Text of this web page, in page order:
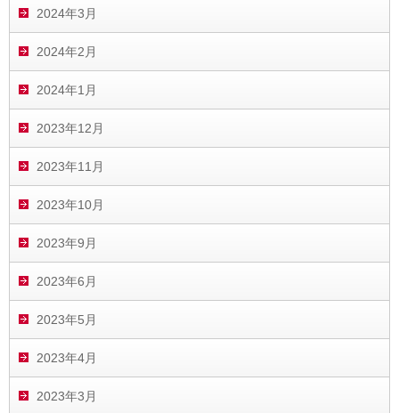
2024年3月
2024年2月
2024年1月
2023年12月
2023年11月
2023年10月
2023年9月
2023年6月
2023年5月
2023年4月
2023年3月